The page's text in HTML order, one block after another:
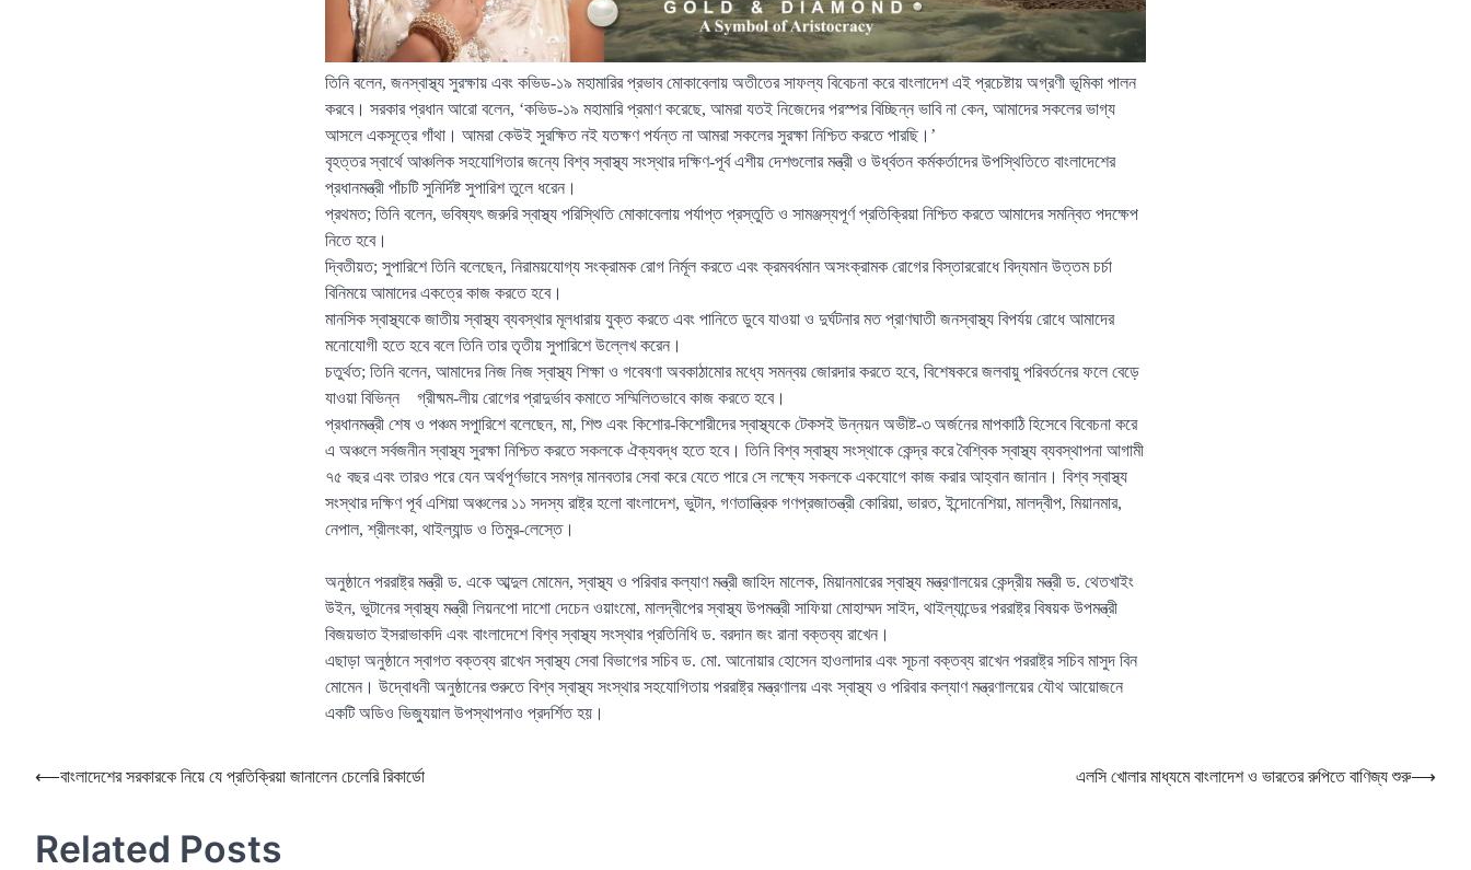
তিনি বলেন, জনস্বাস্থ্য সুরক্ষায় এবং কভিড-১৯ মহামারির প্রভাব মোকাবেলায় অতীতের সাফল্য বিবেচনা করে বাংলাদেশ এই প্রচেষ্টায় অগ্রণী ভূমিকা পালন
করবে। সরকার প্রধান আরো বলেন, ‘কভিড-১৯ মহামারি প্রমাণ করেছে, আমরা যতই নিজেদের পরস্পর বিচ্ছিন্ন ভাবি না কেন, আমাদের সকলের ভাগ্য
আসলে একসূত্রে গাঁথা। আমরা কেউই সুরক্ষিত নই যতক্ষণ পর্যন্ত না আমরা সকলের সুরক্ষা নিশ্চিত করতে পারছি।’
বৃহত্তর স্বার্থে আঞ্চলিক সহযোগিতার জন্যে বিশ্ব স্বাস্থ্য সংস্থার দক্ষিণ-পূর্ব এশীয় দেশগুলোর মন্ত্রী ও উর্ধ্বতন কর্মকর্তাদের উপস্থিতিতে বাংলাদেশের
প্রধানমন্ত্রী পাঁচটি সুনির্দিষ্ট সুপারিশ তুলে ধরেন।
প্রথমত; তিনি বলেন, ভবিষ্যৎ জরুরি স্বাস্থ্য পরিস্থিতি মোকাবেলায় পর্যাপ্ত প্রস্তুতি ও সামঞ্জস্যপূর্ণ প্রতিক্রিয়া নিশ্চিত করতে আমাদের সমন্বিত পদক্ষেপ
নিতে হবে।
দ্বিতীয়ত; সুপারিশে তিনি বলেছেন, নিরাময়যোগ্য সংক্রামক রোগ নির্মূল করতে এবং ক্রমবর্ধমান অসংক্রামক রোগের বিস্তাররোধে বিদ্যমান উত্তম চর্চা
বিনিময়ে আমাদের একত্রে কাজ করতে হবে।
মানসিক স্বাস্থ্যকে জাতীয় স্বাস্থ্য ব্যবস্থার মূলধারায় যুক্ত করতে এবং পানিতে ডুবে যাওয়া ও দুর্ঘটনার মত প্রাণঘাতী জনস্বাস্থ্য বিপর্যয় রোধে আমাদের
মনোযোগী হতে হবে বলে তিনি তার তৃতীয় সুপারিশে উল্লেখ করেন।
চতুর্থত; তিনি বলেন, আমাদের নিজ নিজ স্বাস্থ্য শিক্ষা ও গবেষণা অবকাঠামোর মধ্যে সমন্বয় জোরদার করতে হবে, বিশেষকরে জলবায়ু পরিবর্তনের ফলে বেড়ে
যাওয়া বিভিন্ন গ্রীষ্মম-লীয় রোগের প্রাদুর্ভাব কমাতে সম্মিলিতভাবে কাজ করতে হবে।
প্রধানমন্ত্রী শেষ ও পঞ্চম সপুারিশে বলেছেন, মা, শিশু এবং কিশোর-কিশোরীদের স্বাস্থ্যকে টেকসই উন্নয়ন অভীষ্ট-৩ অর্জনের মাপকাঠি হিসেবে বিবেচনা করে
এ অঞ্চলে সর্বজনীন স্বাস্থ্য সুরক্ষা নিশ্চিত করতে সকলকে ঐক্যবদ্ধ হতে হবে। তিনি বিশ্ব স্বাস্থ্য সংস্থাকে কেন্দ্র করে বৈশ্বিক স্বাস্থ্য ব্যবস্থাপনা আগামী
৭৫ বছর এবং তারও পরে যেন অর্থপূর্ণভাবে সমগ্র মানবতার সেবা করে যেতে পারে সে লক্ষ্যে সকলকে একযোগে কাজ করার আহ্বান জানান। বিশ্ব স্বাস্থ্য
সংস্থার দক্ষিণ পূর্ব এশিয়া অঞ্চলের ১১ সদস্য রাষ্ট্র হলো বাংলাদেশ, ভুটান, গণতান্ত্রিক গণপ্রজাতন্ত্রী কোরিয়া, ভারত, ইন্দোনেশিয়া, মালদ্বীপ, মিয়ানমার,
নেপাল, শ্রীলংকা, থাইল্যান্ড ও তিমুর-লেস্তে।
অনুষ্ঠানে পররাষ্ট্র মন্ত্রী ড. একে আব্দুল মোমেন, স্বাস্থ্য ও পরিবার কল্যাণ মন্ত্রী জাহিদ মালেক, মিয়ানমারের স্বাস্থ্য মন্ত্রণালয়ের কেন্দ্রীয় মন্ত্রী ড. থেতখাইং
উইন, ভুটানের স্বাস্থ্য মন্ত্রী লিয়নপো দাশো দেচেন ওয়াংমো, মালদ্বীপের স্বাস্থ্য উপমন্ত্রী সাফিয়া মোহাম্মদ সাইদ, থাইল্যান্ডের পররাষ্ট্র বিষয়ক উপমন্ত্রী
বিজয়ভাত ইসরাভাকদি এবং বাংলাদেশে বিশ্ব স্বাস্থ্য সংস্থার প্রতিনিধি ড. বরদান জং রানা বক্তব্য রাখেন।
এছাড়া অনুষ্ঠানে স্বাগত বক্তব্য রাখেন স্বাস্থ্য সেবা বিভাগের সচিব ড. মো. আনোয়ার হোসেন হাওলাদার এবং সূচনা বক্তব্য রাখেন পররাষ্ট্র সচিব মাসুদ বিন
মোমেন। উদ্বোধনী অনুষ্ঠানের শুরুতে বিশ্ব স্বাস্থ্য সংস্থার সহযোগিতায় পররাষ্ট্র মন্ত্রণালয় এবং স্বাস্থ্য ও পরিবার কল্যাণ মন্ত্রণালয়ের যৌথ আয়োজনে
একটি অডিও ভিজ্যুয়াল উপস্থাপনাও প্রদর্শিত হয়।
Post
⟵বাংলাদেশের সরকারকে নিয়ে যে প্রতিক্রিয়া জানালেন চেলেরি রিকার্ডো এলসি খোলার মাধ্যমে বাংলাদেশ ও ভারতের রুপিতে বাণিজ্য শুরু⟶
Related Posts